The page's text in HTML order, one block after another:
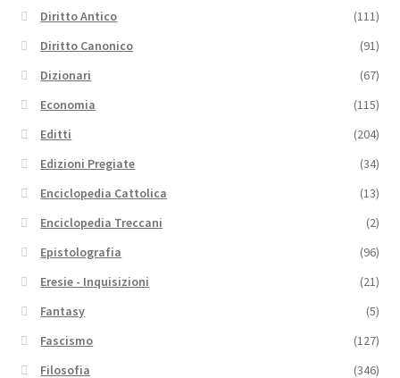
Diritto Antico
(111)
Diritto Canonico
(91)
Dizionari
(67)
Economia
(115)
Editti
(204)
Edizioni Pregiate
(34)
Enciclopedia Cattolica
(13)
Enciclopedia Treccani
(2)
Epistolografia
(96)
Eresie - Inquisizioni
(21)
Fantasy
(5)
Fascismo
(127)
Filosofia
(346)